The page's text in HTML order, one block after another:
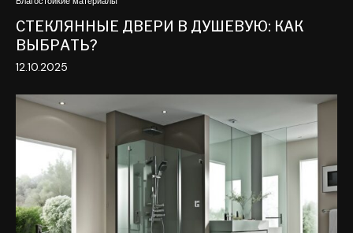
СТЕКЛЯННЫЕ ДВЕРИ В ДУШЕВУЮ: КАК
ВЫБРАТЬ?
12.10.2025